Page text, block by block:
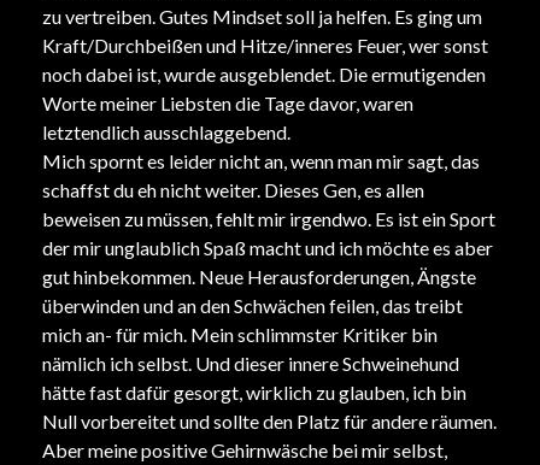
zu vertreiben. Gutes Mindset soll ja helfen. Es ging um
Kraft/Durchbeißen und Hitze/inneres Feuer, wer sonst
noch dabei ist, wurde ausgeblendet. Die ermutigenden
Worte meiner Liebsten die Tage davor, waren
letztendlich ausschlaggebend.
Mich spornt es leider nicht an, wenn man mir sagt, das
schaffst du eh nicht weiter. Dieses Gen, es allen
beweisen zu müssen, fehlt mir irgendwo. Es ist ein Sport
der mir unglaublich Spaß macht und ich möchte es aber
gut hinbekommen. Neue Herausforderungen, Ängste
überwinden und an den Schwächen feilen, das treibt
mich an- für mich. Mein schlimmster Kritiker bin
nämlich ich selbst. Und dieser innere Schweinehund
hätte fast dafür gesorgt, wirklich zu glauben, ich bin
Null vorbereitet und sollte den Platz für andere räumen.
Aber meine positive Gehirnwäsche bei mir selbst,